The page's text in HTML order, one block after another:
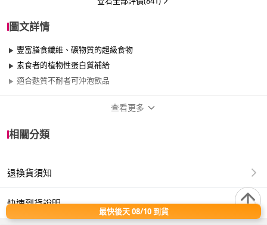
圖文詳情
豐富膳食纖維、礦物質的超級食物
素食者的植物性蛋白質補給
適合麩質不耐者可沖泡飲品
重量
包裝組合 袋裝
查看更多
相關分類
退換貨須知
快速到貨說明
最快後天 08/10 到貨